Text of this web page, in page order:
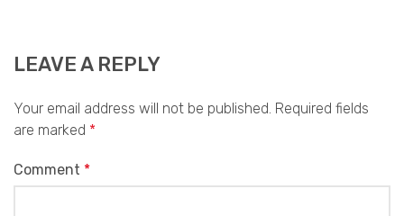
LEAVE A REPLY
Your email address will not be published. Required fields
are marked *
Comment *